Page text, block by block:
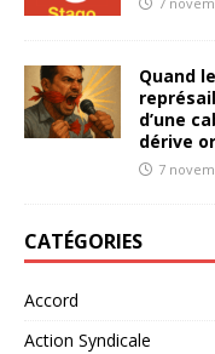
Quand
d’une
dérive
7
CATÉGORIES
Accord
Action Syndicale